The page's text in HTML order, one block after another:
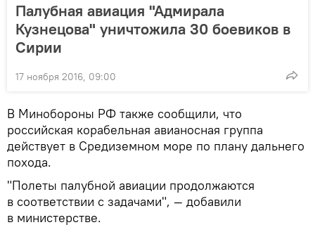
Палубная авиация "Адмирала
Кузнецова" уничтожила 30 боевиков в
Сирии
17 ноября 2016, 09:00
В Минобороны РФ также сообщили, что
российская корабельная авианосная группа
действует в Средиземном море по плану дальнего
похода.
"Полеты палубной авиации продолжаются
в соответствии с задачами", — добавили
в министерстве.